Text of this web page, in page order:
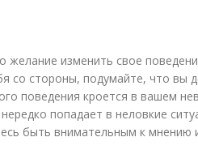
желание изменить свое
со стороны, подумайте, что вы
поведения кроется в вашем
попадает в неловкие
быть внимательным к мнению